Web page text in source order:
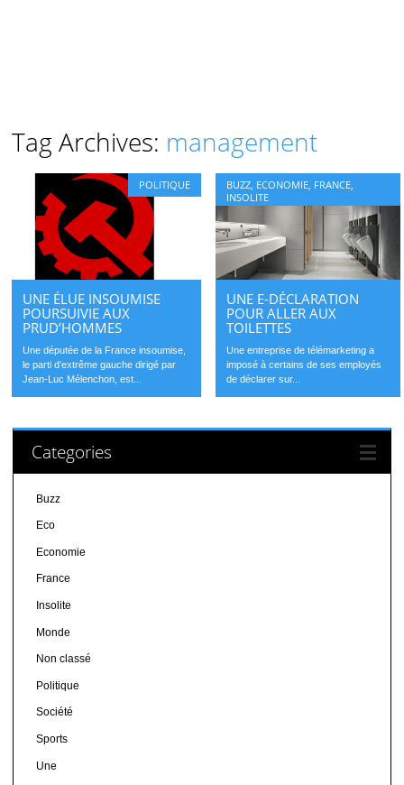
Tag Archives: management
POLITIQUE
UNE ÉLUE INSOUMISE
POURSUIVIE AUX
PRUD’HOMMES
Une députée de la France insoumise,
le parti d’extrême gauche dirigé par
Jean-Luc Mélenchon, est...
BUZZ ECONOMIE FRANCE
INSOLITE
UNE E-DÉCLARATION
POUR ALLER AUX
TOILETTES
Une entreprise de télémarketing a
imposé à certains de ses employés
de déclarer sur...
Categories
Buzz
Eco
Economie
France
Insolite
Monde
Non classé
Politique
Société
Sports
Une